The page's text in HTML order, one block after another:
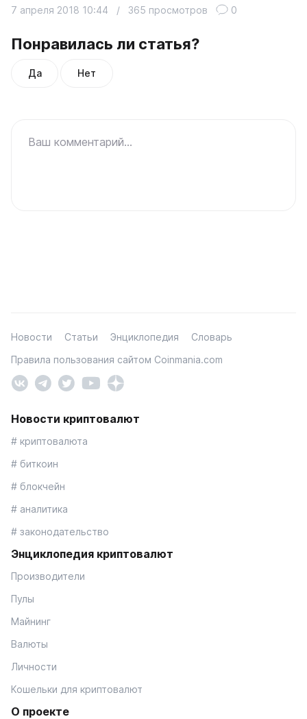
Понравилась ли статья?
Да Нет
7 апреля 2018 10:44 / 365 просмотров 0
Ваш комментарий...
Новости Статьи Энциклопедия
Словарь
Правила пользования сайтом Coinmania.com
Новости криптовалют
# криптовалюта
# биткоин
# блокчейн
# аналитика
# законодательство
Энциклопедия криптовалют
Производители
Пулы
Майнинг
Валюты
Личности
Кошельки для криптовалют
О проекте